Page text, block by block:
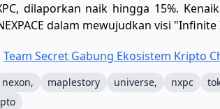
dilaporkan naik hingga 15%.
dalam mewujudkan visi
Team Secret Gabung Ekosistem Kripto
nexon, maplestory universe, nxpc